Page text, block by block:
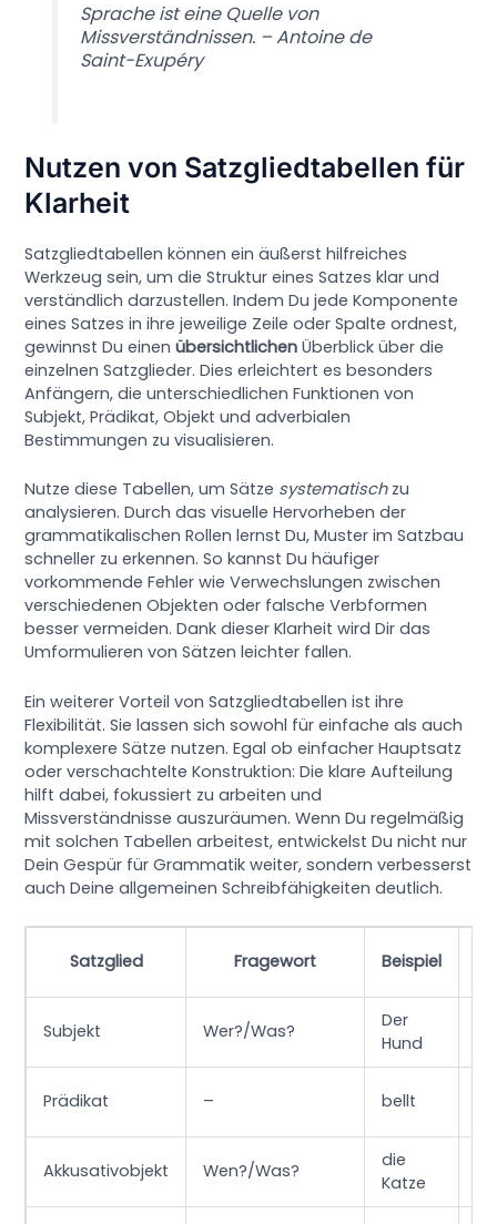
Sprache ist eine Quelle von
Missverständnissen. – Antoine de
Saint-Exupéry
Nutzen von Satzgliedtabellen für
Klarheit
Satzgliedtabellen können ein äußerst hilfreiches
Werkzeug sein, um die Struktur eines Satzes klar und
verständlich darzustellen. Indem Du jede Komponente
eines Satzes in ihre jeweilige Zeile oder Spalte ordnest,
gewinnst Du einenübersichtlichen Überblick über die
einzelnen Satzglieder. Dies erleichtert es besonders
Anfängern, die unterschiedlichen Funktionen von
Subjekt, Prädikat, Objekt und adverbialen
Bestimmungen zu visualisieren.
Nutze diese Tabellen, um Sätze systematischzu
analysieren. Durch das visuelle Hervorheben der
grammatikalischen Rollen lernst Du, Muster im Satzbau
schneller zu erkennen. So kannst Du häufiger
vorkommende Fehler wie Verwechslungen zwischen
verschiedenen Objekten oder falsche Verbformen
besser vermeiden. Dank dieser Klarheit wird Dir das
Umformulieren von Sätzen leichter fallen.
Ein weiterer Vorteil von Satzgliedtabellen ist ihre
Flexibilität. Sie lassen sich sowohl für einfache als auch
komplexere Sätze nutzen. Egal ob einfacher Hauptsatz
oder verschachtelte Konstruktion: Die klare Aufteilung
hilft dabei, fokussiert zu arbeiten und
Missverständnisse auszuräumen. Wenn Du regelmäßig
mit solchen Tabellen arbeitest, entwickelst Du nicht nur
Dein Gespür für Grammatik weiter, sondern verbesserst
auch Deine allgemeinen Schreibfähigkeiten deutlich.
Satzglied Fragewort Beispiel
Subjekt Wer?/Was?
Der
Hund
Prädikat – bellt
Akkusativobjekt Wen?/Was?
die
Katze